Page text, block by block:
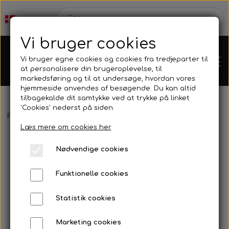
Karts
Mini kart
Motor
Forside
Vi bruger cookies
Vi bruger egne cookies og cookies fra tredjeparter til
at personalisere din brugeroplevelse, til
markedsføring og til at undersøge, hvordan vores
hjemmeside anvendes af besøgende. Du kan altid
tilbagekalde dit samtykke ved at trykke på linket
'Cookies' nederst på siden.
Læs mere om cookies her
Nødvendige cookies
Funktionelle cookies
Statistik cookies
Marketing cookies